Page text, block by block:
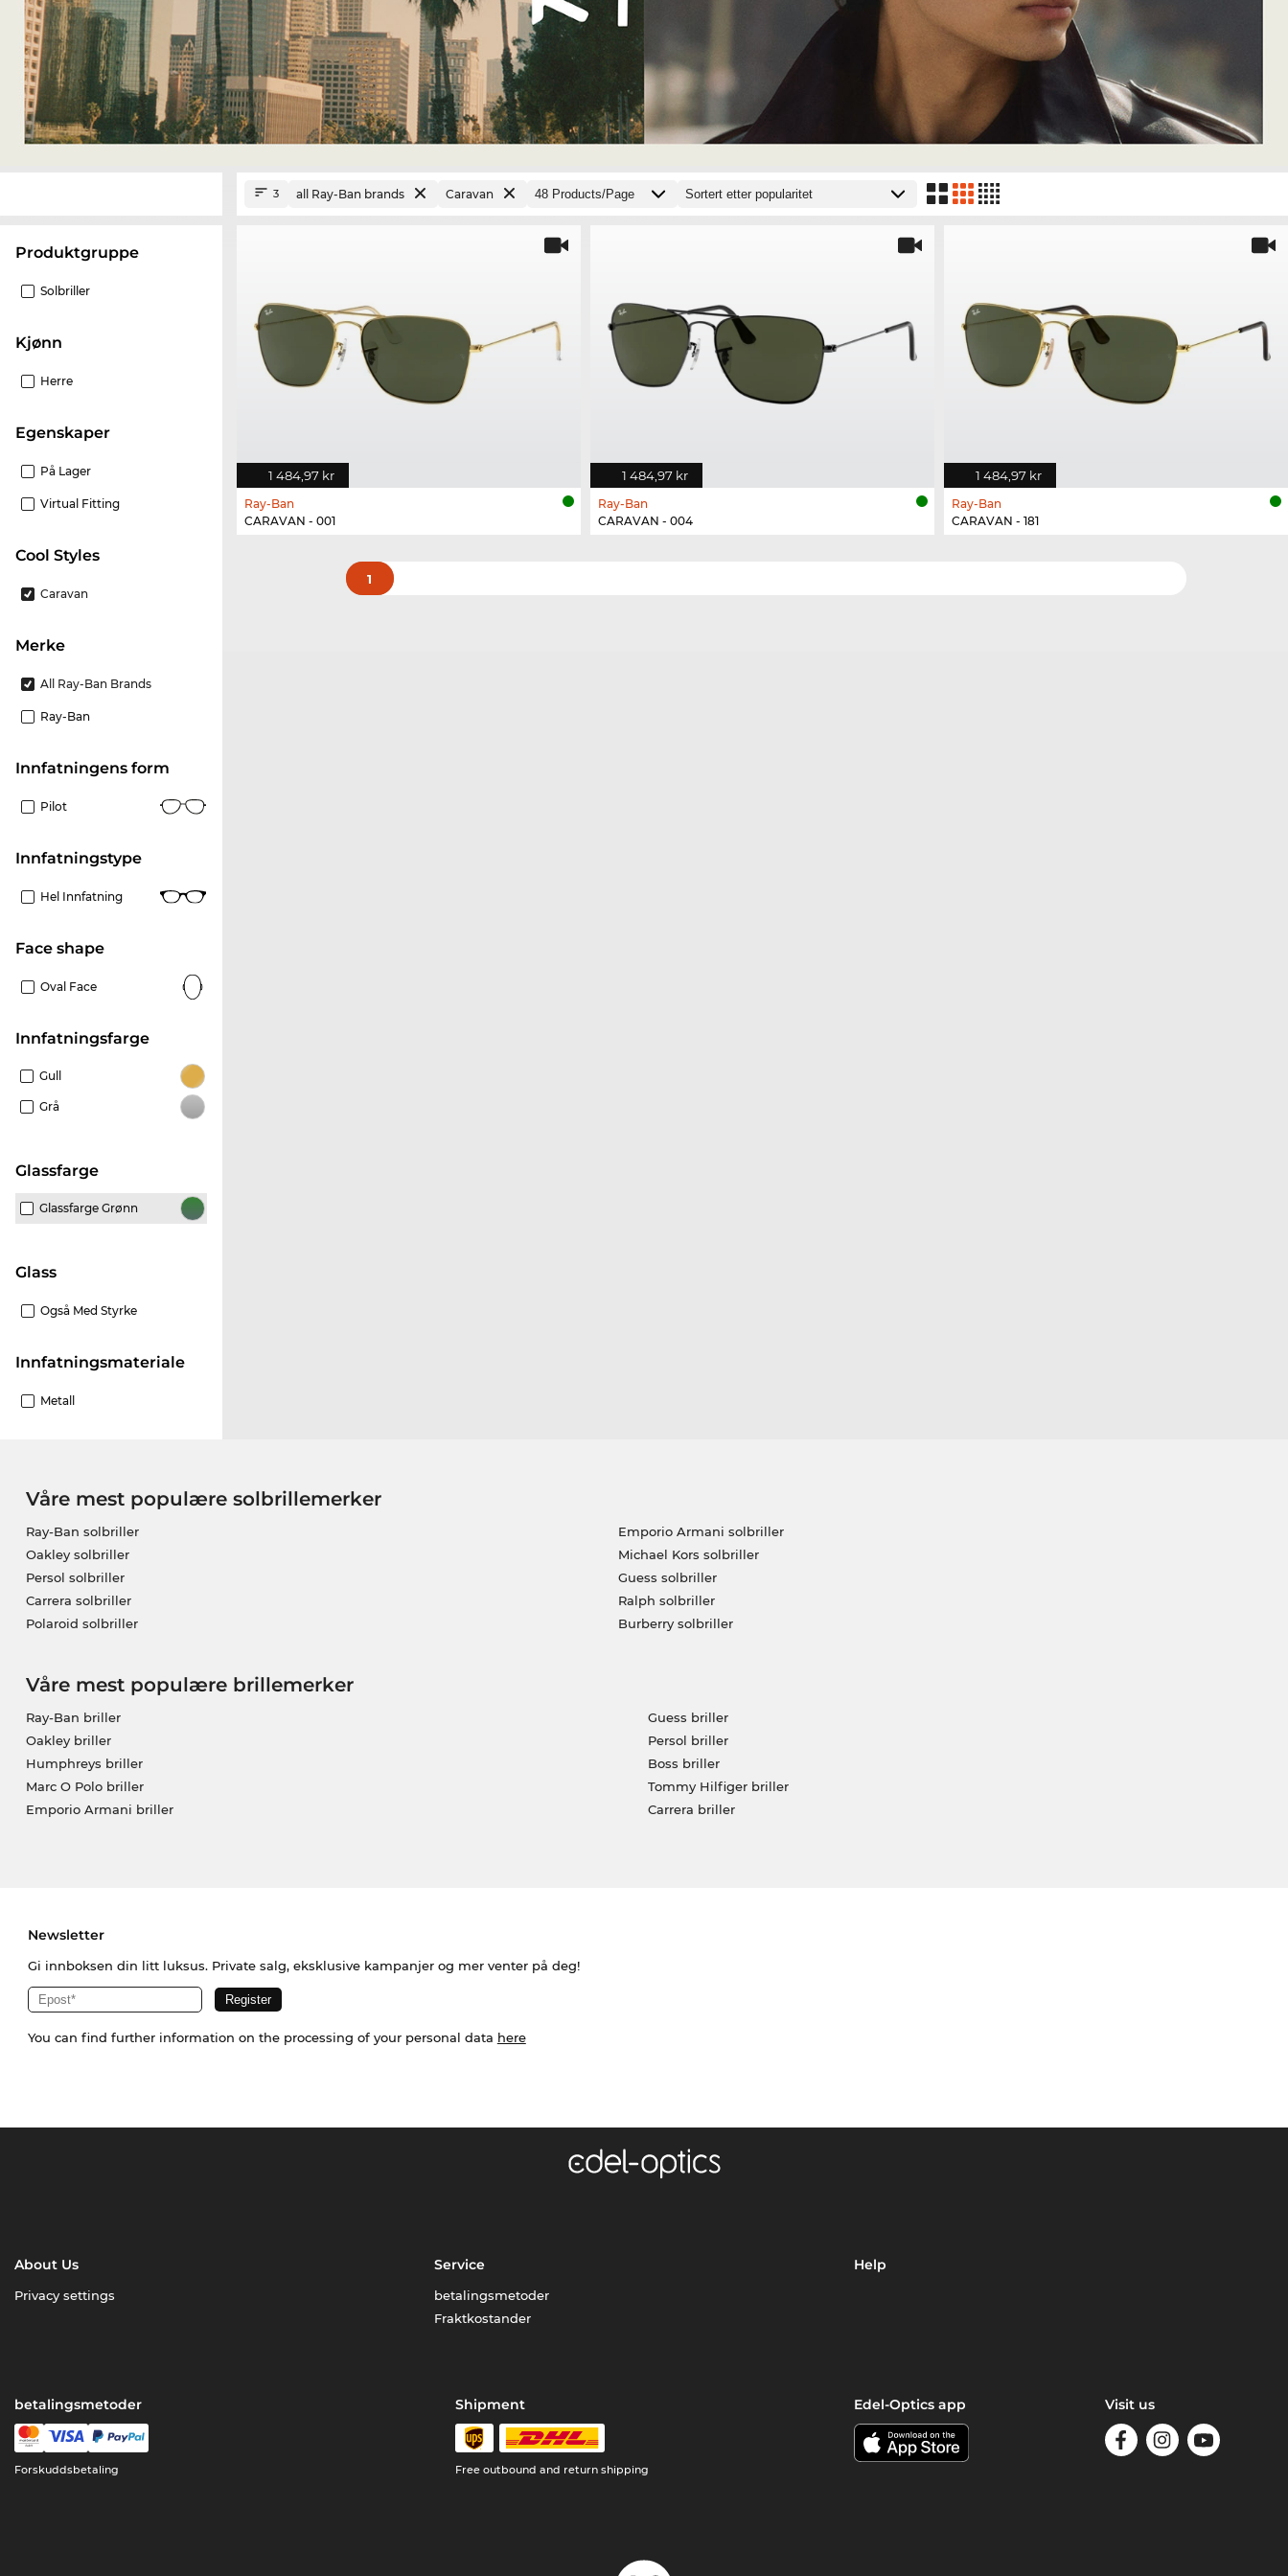
Produktgruppe
Solbriller
Kjønn
Herre
Egenskaper
På Lager
Virtual Fitting
Cool Styles
Caravan
merke
All Ray-Ban Brands
Ray-Ban
Innfatningens form
Pilot
Innfatningstype
Hel Innfatning
Face shape
Oval Face
Innfatningsfarge
Gull
Grå
Glassfarge
Glassfarge Grønn
glass
Også Med Styrke
innfatningsmateriale
Metall
3 all Ray-Ban brands Caravan
1 484,97 kr
Ray-Ban
CARAVAN - 001
1 484,97 kr
Ray-Ban
CARAVAN - 004
1 484,97 kr
Ray-Ban
CARAVAN - 181
1
Våre mest populære solbrillemerker
Ray-Ban solbriller
Oakley solbriller
Persol solbriller
Carrera solbriller
Polaroid solbriller
Emporio Armani solbriller
Michael Kors solbriller
Guess solbriller
Ralph solbriller
Burberry solbriller
Våre mest populære brillemerker
Ray-Ban briller
Oakley briller
Humphreys briller
Marc O Polo briller
Emporio Armani briller
Guess briller
Persol briller
Boss briller
Tommy Hilfiger briller
Carrera briller
Newsletter
Gi innboksen din litt luksus. Private salg, eksklusive kampanjer og mer venter på deg!
You can find further information on the processing of your personal data here
About Us
Privacy settings
Service
betalingsmetoder
Fraktkostander
Help
betalingsmetoder
Forskuddsbetaling
Shipment
Free outbound and return shipping
Edel-Optics app Visit us